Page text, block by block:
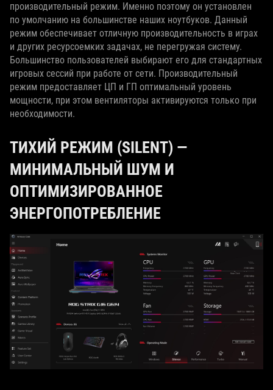
производительный режим. Именно поэтому он установлен
по умолчанию на большинстве наших ноутбуков. Данный
режим обеспечивает отличную производительность в играх
и других ресурсоемких задачах, не перегружая систему.
Большинство пользователей выбирают его для стандартных
игровых сессий при работе от сети. Производительный
режим предоставляет ЦП и ГП оптимальный уровень
мощности, при этом вентиляторы активируются только при
необходимости.
ТИХИЙ РЕЖИМ (SILENT) —
МИНИМАЛЬНЫЙ ШУМ И
ОПТИМИЗИРОВАННОЕ
ЭНЕРГОПОТРЕБЛЕНИЕ